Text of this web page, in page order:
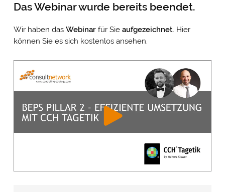
Das Webinar wurde bereits beendet.
Wir haben das Webinarfür Sie aufgezeichnet. Hier
können Sie es sich kostenlos ansehen.